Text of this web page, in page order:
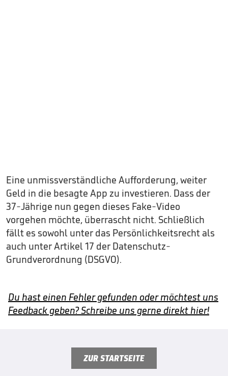
Eine unmissverständliche Aufforderung, weiter
Geld in die besagte App zu investieren. Dass der
37-Jährige nun gegen dieses Fake-Video
vorgehen möchte, überrascht nicht. Schließlich
fällt es sowohl unter das Persönlichkeitsrecht als
auch unter Artikel 17 der Datenschutz-
Grundverordnung (DSGVO).
Du hast einen Fehler gefunden oder möchtest uns
Feedback geben? Schreibe uns gerne direkt hier!
ZUR STARTSEITE